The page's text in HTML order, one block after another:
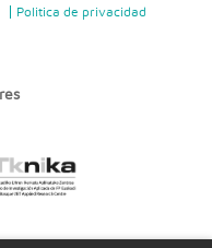
Politica de privacidad